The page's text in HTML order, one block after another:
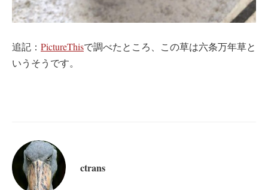
追記： ‎PictureThisで調べたところ、この草は六条万年草と
いうそうです。
ctrans